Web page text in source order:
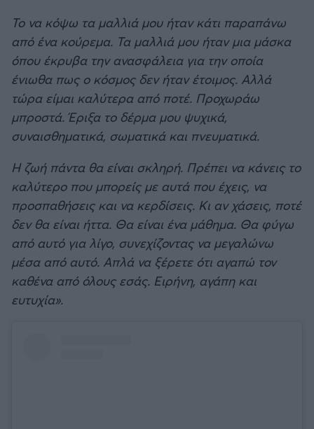
Το να κόψω τα μαλλιά μου ήταν κάτι παραπάνω
από ένα κούρεμα. Τα μαλλιά μου ήταν μια μάσκα
όπου έκρυβα την ανασφάλεια για την οποία
ένιωθα πως ο κόσμος δεν ήταν έτοιμος. Αλλά
τώρα είμαι καλύτερα από ποτέ. Προχωράω
μπροστά. Έριξα το δέρμα μου ψυχικά,
συναισθηματικά, σωματικά και πνευματικά.
Η ζωή πάντα θα είναι σκληρή. Πρέπει να κάνεις το
καλύτερο που μπορείς με αυτά που έχεις, να
προσπαθήσεις και να κερδίσεις. Κι αν χάσεις, ποτέ
δεν θα είναι ήττα. Θα είναι ένα μάθημα. Θα φύγω
από αυτό για λίγο, συνεχίζοντας να μεγαλώνω
μέσα από αυτό. Απλά να ξέρετε ότι αγαπώ τον
καθένα από όλους εσάς. Ειρήνη, αγάπη και
ευτυχία».